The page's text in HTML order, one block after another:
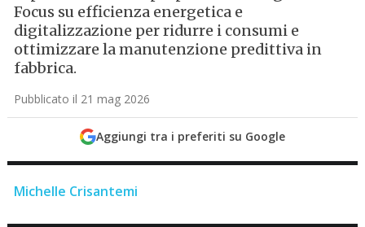
Focus su efficienza energetica e
digitalizzazione per ridurre i consumi e
ottimizzare la manutenzione predittiva in
fabbrica.
Pubblicato il 21 mag 2026
Aggiungi tra i preferiti su Google
Michelle Crisantemi